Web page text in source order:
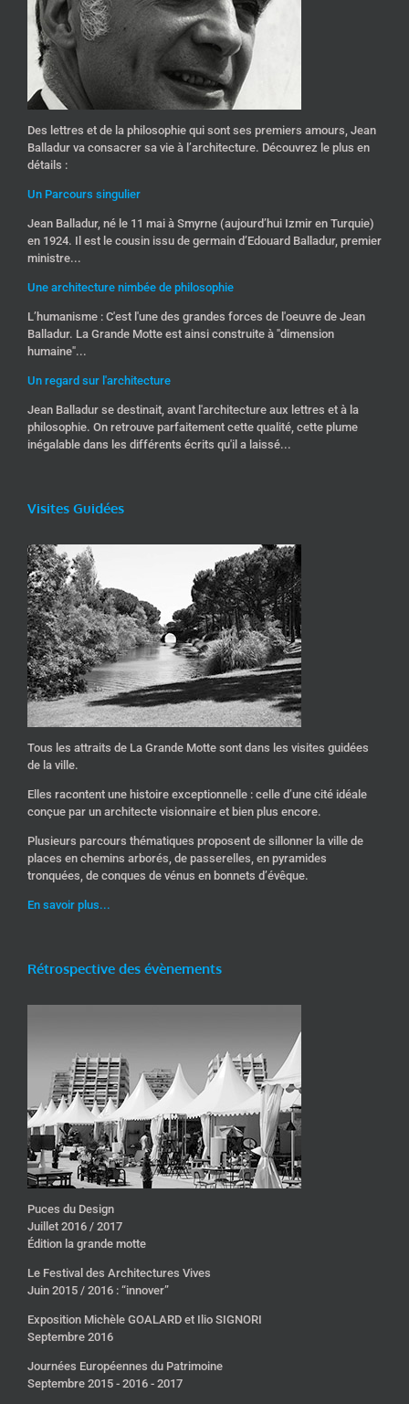
Des lettres et de la philosophie qui sont ses premiers amours, Jean
Balladur va consacrer sa vie à l’architecture. Découvrez le plus en
détails :
Un Parcours singulier
Jean Balladur, né le 11 mai à Smyrne (aujourd’hui Izmir en Turquie)
en 1924. Il est le cousin issu de germain d’Edouard Balladur, premier
ministre...
Une architecture nimbée de philosophie
L’humanisme : C'est l'une des grandes forces de l'oeuvre de Jean
Balladur. La Grande Motte est ainsi construite à "dimension
humaine"...
Un regard sur l'architecture
Jean Balladur se destinait, avant l'architecture aux lettres et à la
philosophie. On retrouve parfaitement cette qualité, cette plume
inégalable dans les différents écrits qu'il a laissé...
Visites Guidées
Tous les attraits de La Grande Motte sont dans les visites guidées
de la ville.
Elles racontent une histoire exceptionnelle : celle d’une cité idéale
conçue par un architecte visionnaire et bien plus encore.
Plusieurs parcours thématiques proposent de sillonner la ville de
places en chemins arborés, de passerelles, en pyramides
tronquées, de conques de vénus en bonnets d’évêque.
En savoir plus...
Rétrospective des évènements
Puces du Design
Juillet 2016 / 2017
Édition la grande motte
Le Festival des Architectures Vives
Juin 2015 / 2016 : “innover”
Exposition Michèle GOALARD et Ilio SIGNORI
Septembre 2016
Journées Européennes du Patrimoine
Septembre 2015 - 2016 - 2017